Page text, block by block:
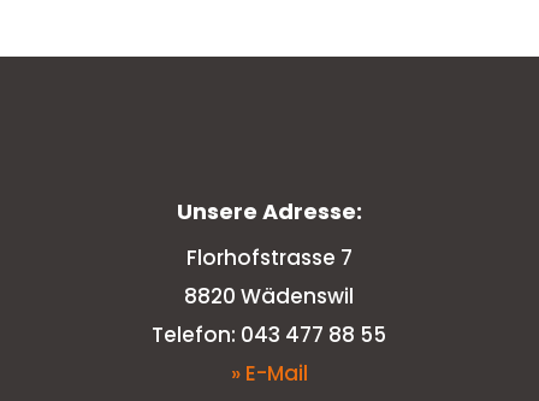
Unsere Adresse:
Florhofstrasse 7
8820 Wädenswil
Telefon: 043 477 88 55
» E-Mail